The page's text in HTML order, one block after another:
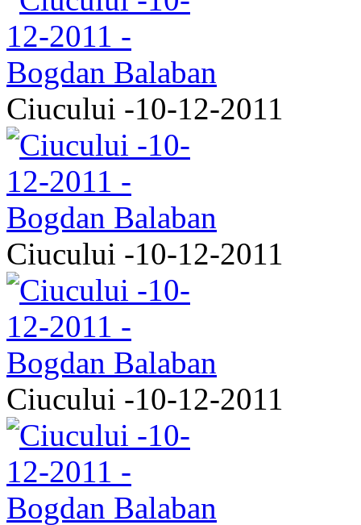
Ciucului -10-12-2011
Ciucului -10-12-2011
Ciucului -10-12-2011